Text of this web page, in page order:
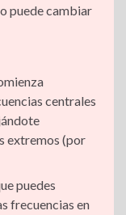
puede cambiar
centrales
extremos (por
puedes
frecuencias en